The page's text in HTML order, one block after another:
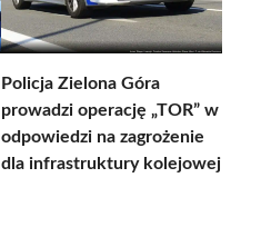
Policja Zielona Góra
prowadzi operację „TOR” w
odpowiedzi na zagrożenie
dla infrastruktury kolejowej